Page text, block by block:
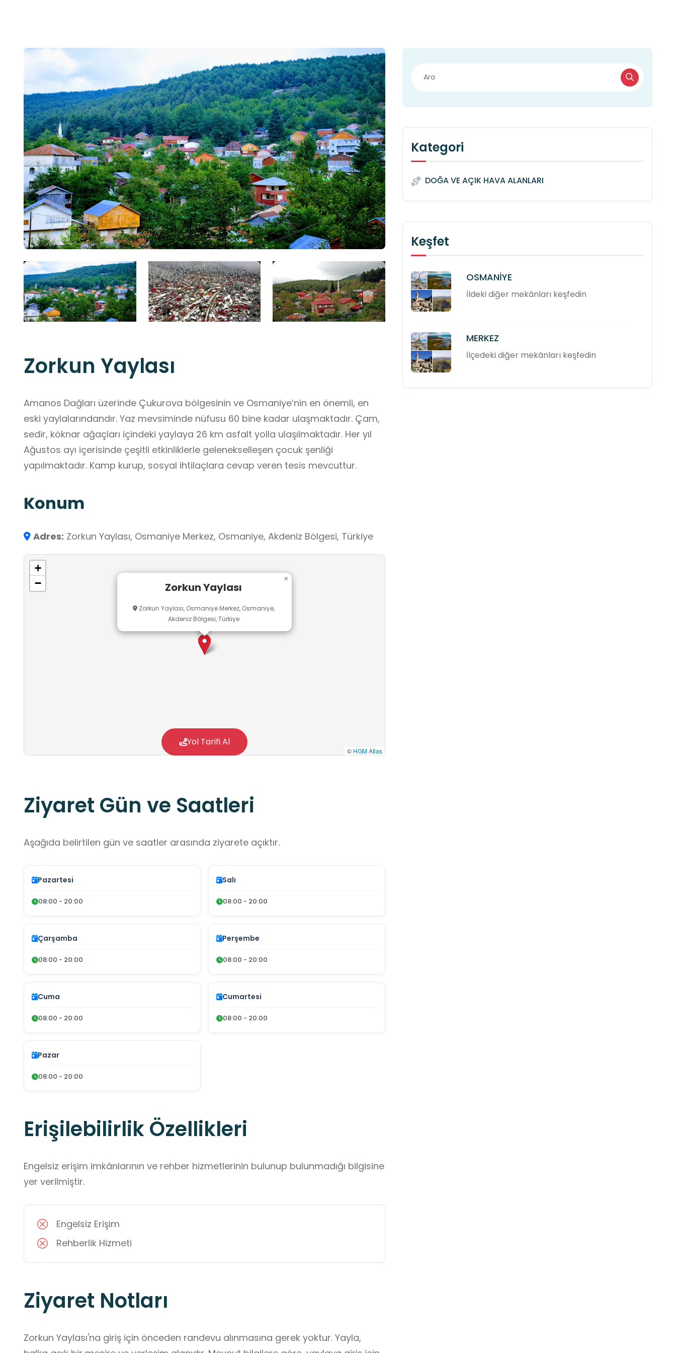
Zorkun Yaylası
Amanos Dağları üzerinde Çukurova bölgesinin ve Osmaniye’nin en önemli, en
eski yaylalarındandır. Yaz mevsiminde nüfusu 60 bine kadar ulaşmaktadır. Çam,
sedir, köknar ağaçları içindeki yaylaya 26 km asfalt yolla ulaşılmaktadır. Her yıl
Ağustos ayı içerisinde çeşitli etkinliklerle gelenekselleşen çocuk şenliği
yapılmaktadır. Kamp kurup, sosyal ihtilaçlara cevap veren tesis mevcuttur.
Konum
Adres: Zorkun Yaylası, Osmaniye Merkez, Osmaniye, Akdeniz Bölgesi, Türkiye
Zorkun Yaylası
Zorkun Yaylası, Osmaniye Merkez, Osmaniye,
Akdeniz Bölgesi, Türkiye
×
+
−
© HGM Atlas
Yol Tarifi Al
Ziyaret Gün ve Saatleri
Aşağıda belirtilen gün ve saatler arasında ziyarete açıktır.
Pazartesi
08:00 - 20:00
Salı
08:00 - 20:00
Çarşamba
08:00 - 20:00
Perşembe
08:00 - 20:00
Cuma
08:00 - 20:00
Cumartesi
08:00 - 20:00
Pazar
08:00 - 20:00
Erişilebilirlik Özellikleri
Engelsiz erişim imkânlarının ve rehber hizmetlerinin bulunup bulunmadığı bilgisine
yer verilmiştir.
Engelsiz Erişim
Rehberlik Hizmeti
Ziyaret Notları
Zorkun Yaylası'na giriş için önceden randevu alınmasına gerek yoktur. Yayla,
Kategori
DOĞA VE AÇIK HAVA ALANLARI
Keşfet
OSMANİYE
İldeki diğer mekânları keşfedin
MERKEZ
İlçedeki diğer mekânları keşfedin